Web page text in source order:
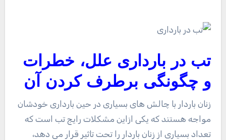
تب در بارداری علل، خطرات
و چگونگی برطرف کردن آن
زنان باردار با چالش های بسیاری در حین بارداری خودشان
مواجه هستند که یکی ازاین مشکلات رایج تب است که
تعداد بسیاری از زنان باردار را تحت تاثیر قرار می دهد،